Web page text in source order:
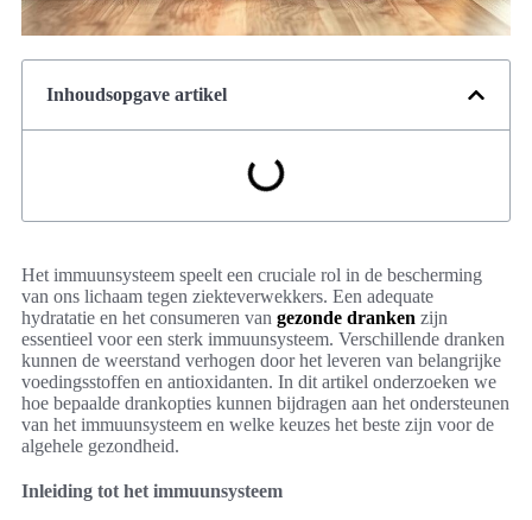
Inhoudsopgave artikel
Het immuunsysteem speelt een cruciale rol in de bescherming
van ons lichaam tegen ziekteverwekkers. Een adequate
hydratatie en het consumeren van gezonde dranken zijn
essentieel voor een sterk immuunsysteem. Verschillende dranken
kunnen de weerstand verhogen door het leveren van belangrijke
voedingsstoffen en antioxidanten. In dit artikel onderzoeken we
hoe bepaalde drankopties kunnen bijdragen aan het ondersteunen
van het immuunsysteem en welke keuzes het beste zijn voor de
algehele gezondheid.
Inleiding tot het immuunsysteem